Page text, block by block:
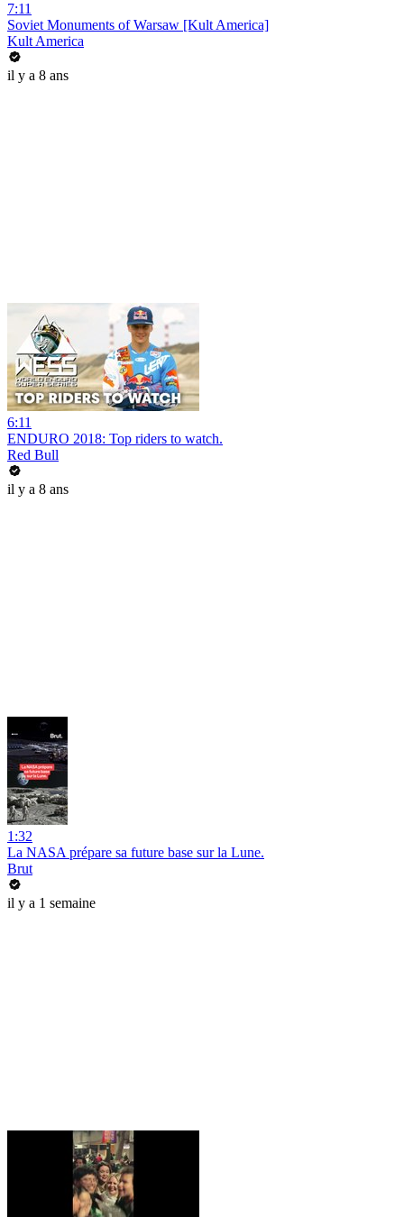
7:11
Soviet Monuments of Warsaw [Kult America]
Kult America
il y a 8 ans
6:11
ENDURO 2018: Top riders to watch.
Red Bull
il y a 8 ans
1:32
La NASA prépare sa future base sur la Lune.
Brut
il y a 1 semaine